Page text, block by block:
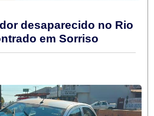
desaparecido no Rio
em Sorriso